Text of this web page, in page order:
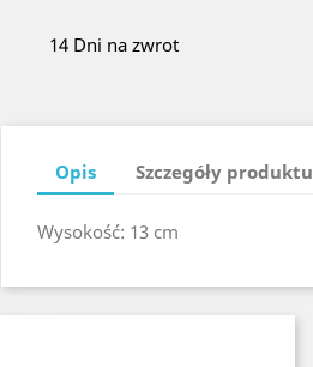
14 Dni na zwrot
Opis Szczegóły produktu
Wysokość: 13 cm